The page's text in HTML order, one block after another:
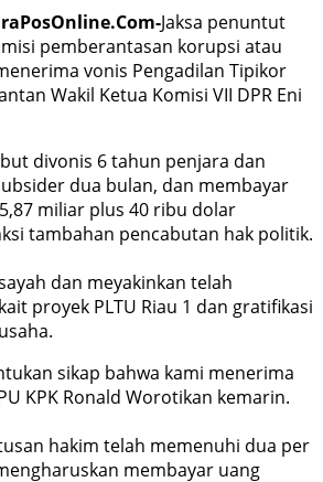
Jaksa penuntut
pemberantasan korupsi atau
vonis Pengadilan Tipikor
Wakil Ketua Komisi VII DPR Eni
divonis 6 tahun penjara dan
dua bulan, dan membayar
miliar plus 40 ribu dolar
tambahan pencabutan hak politik.
dan meyakinkan telah
proyek PLTU Riau 1 dan gratifikasi
sikap bahwa kami menerima
KPK Ronald Worotikan kemarin.
hakim telah memenuhi dua per
membayar uang